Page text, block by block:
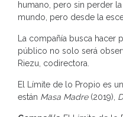
humano, pero sin perder
mundo, pero desde la
La compañía busca hacer
público no solo será
Riezu, codirectora.
El Límite de lo Propio es
están Masa Madre(2019),